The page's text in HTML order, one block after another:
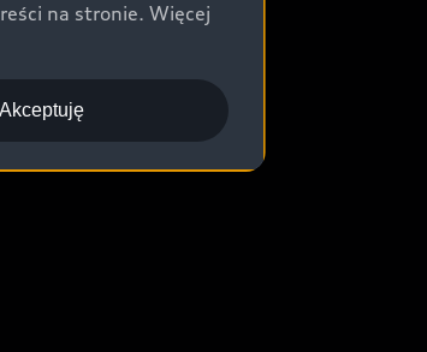
na stronie. Więcej
Akceptuję